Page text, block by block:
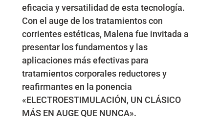
eficacia y versatilidad de esta tecnología.
Con el auge de los tratamientos con
corrientes estéticas, Malena fue invitada a
presentar los fundamentos y las
aplicaciones más efectivas para
tratamientos corporales reductores y
reafirmantes en la ponencia
«ELECTROESTIMULACIÓN, UN CLÁSICO
MÁS EN AUGE QUE NUNCA».